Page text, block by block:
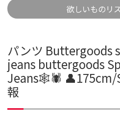
欲しいものリ
パンツ Buttergoods
jeans buttergoods
Jeans🕸️🕷️ 👤175cm/
報